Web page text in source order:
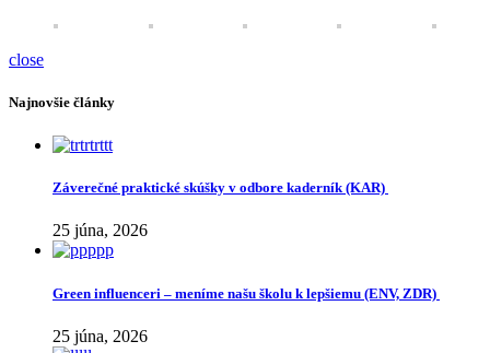
close
Najnovšie články
Záverečné praktické skúšky v odbore kaderník (KAR)
25 júna, 2026
Green influenceri – meníme našu školu k lepšiemu (ENV, ZDR)
25 júna, 2026